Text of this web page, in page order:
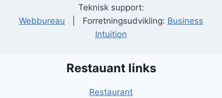
Teknisk support:
Webbureau | Forretningsudvikling: Business
Intuition
Restauant links
Restaurant